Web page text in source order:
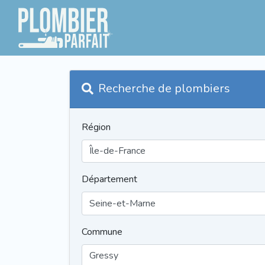
Recherche de plombiers
Région
Département
Commune